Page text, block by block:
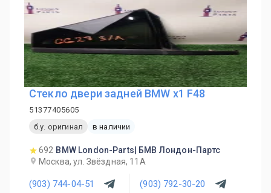
Стекло двери задней BMW x1 F48
51377405605
б.у. оригинал
в наличии
692 BMW London-Parts| БМВ Лондон-Партс
Москва, ул. Звёздная, 11А
(903) 744-04-51 (903) 792-30-20